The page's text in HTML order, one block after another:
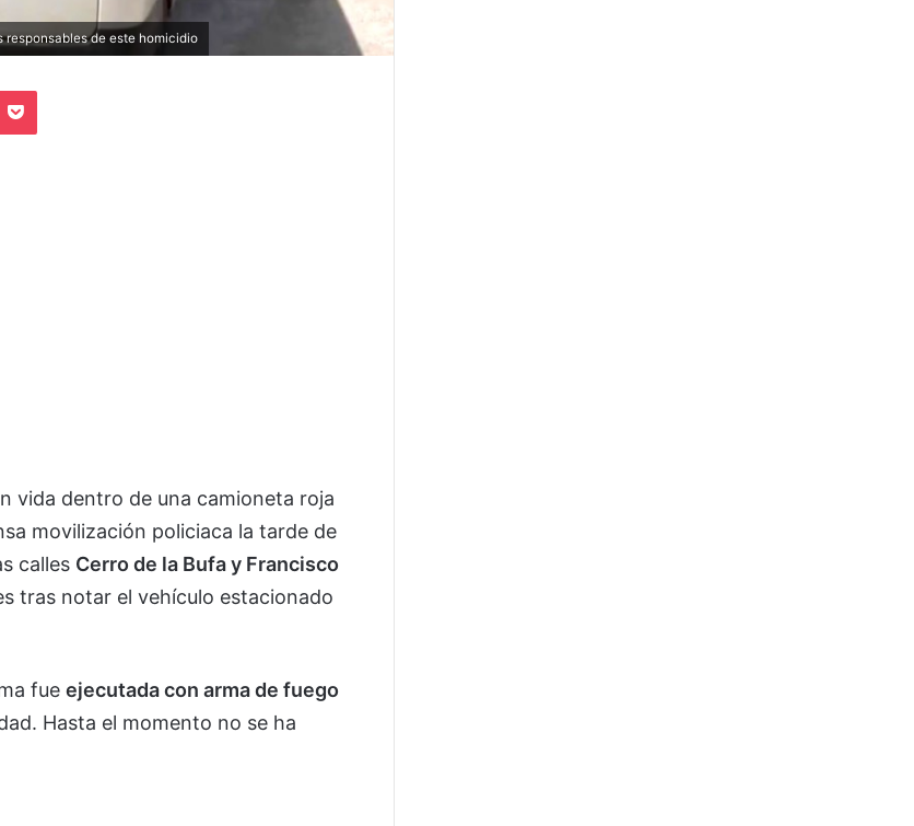
de este homicidio
Pocket
vida dentro de una camioneta roja
movilización policiaca la tarde de
calles Cerro de la Bufa y Francisco
tras notar el vehículo estacionado
fue ejecutada con arma de fuego
Hasta el momento no se ha